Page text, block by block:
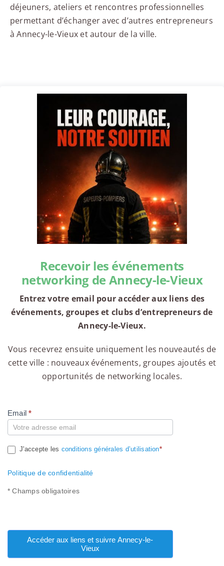
déjeuners, ateliers et rencontres professionnelles
permettant d’échanger avec d’autres entrepreneurs
à Annecy-le-Vieux et autour de la ville.
Recevoir les événements
networking de Annecy-le-Vieux
Entrez votre email pour accéder aux liens des
événements, groupes et clubs d’entrepreneurs de
Annecy-le-Vieux.
Vous recevrez ensuite uniquement les nouveautés de
cette ville : nouveaux événements, groupes ajoutés et
opportunités de networking locales.
Compte
Email*
J'accepte les conditions générales d’utilisation*
Politique de confidentialité
* Champs obligatoires
Accéder aux liens et suivre Annecy-le-
Vieux